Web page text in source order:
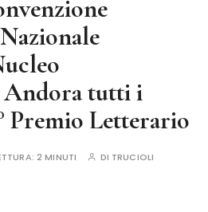
tutti i
Premio Letterario
2 MINUTI DI TRUCIOLI